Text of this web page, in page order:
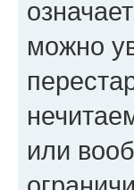
можно
или